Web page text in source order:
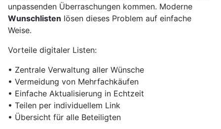
unpassenden Überraschungen kommen. Moderne
Wunschlisten lösen dieses Problem auf einfache
Weise.
Vorteile digitaler Listen:
• Zentrale Verwaltung aller Wünsche
• Vermeidung von Mehrfachkäufen
• Einfache Aktualisierung in Echtzeit
• Teilen per individuellem Link
• Übersicht für alle Beteiligten